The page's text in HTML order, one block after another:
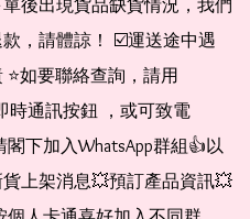
後出現貨品缺貨情況，我們
，請體諒！ ☑️運送途中遇
如要聯絡查詢，請用
時通訊按鈕 ，或可致電
下加入WhatsApp群組👍以
上架消息💥預訂產品資訊💥